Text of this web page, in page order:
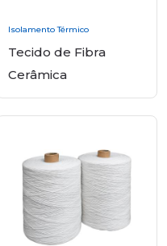
Isolamento Térmico
Tecido de Fibra
Cerâmica